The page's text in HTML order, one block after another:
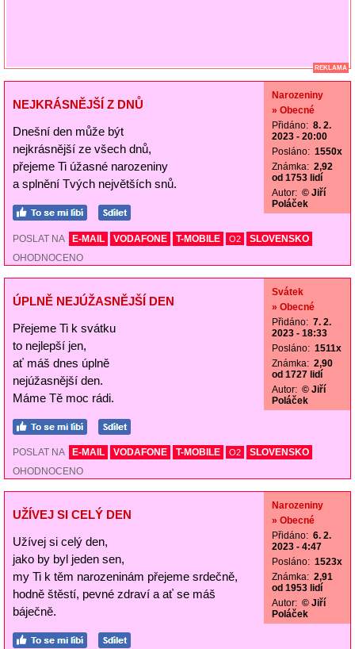
REKLAMA
NEJKRÁSNĚJŠÍ Z DNŮ
Dnešní den může být
nejkrásnější ze všech dnů,
přejeme Ti úžasné narozeniny
a splnění Tvých největších snů.
Narozeniny
» Obecné
Přidáno: 8. 2.
2023 - 20:00
Posláno: 1550x
Známka: 2,92
od 1753 lidí
Autor: © Jiří
Poláček
POSLAT NA E-MAIL VODAFONE T-MOBILE O2
SLOVENSKO
OHODNOCENO
ÚPLNĚ NEJÚŽASNĚJŠÍ DEN
Přejeme Ti k svátku
to nejlepší jen,
ať máš dnes úplně
nejúžasnější den.
Máme Tě moc rádi.
Svátek
» Obecné
Přidáno: 7. 2.
2023 - 18:33
Posláno: 1511x
Známka: 2,90
od 1727 lidí
Autor: © Jiří
Poláček
POSLAT NA E-MAIL VODAFONE T-MOBILE O2
SLOVENSKO
OHODNOCENO
UŽÍVEJ SI CELÝ DEN
Užívej si celý den,
jako by byl jeden sen,
my Ti k těm narozeninám přejeme srdečně,
hodně štěstí, pevné zdraví a ať se máš
báječně.
Narozeniny
» Obecné
Přidáno: 6. 2.
2023 - 4:47
Posláno: 1523x
Známka: 2,91
od 1953 lidí
Autor: © Jiří
Poláček